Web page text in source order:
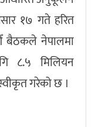
१७ गते हरित
बैठकले नेपालमा
८.५ मिलियन
गरेको छ ।